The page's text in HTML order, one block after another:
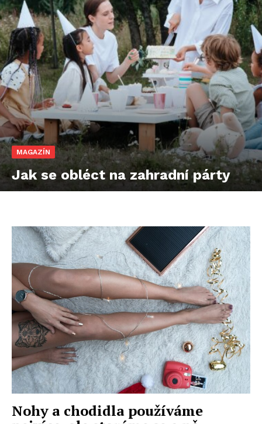
MAGAZÍN
Jak se obléct na zahradní párty
Nohy a chodidla používáme